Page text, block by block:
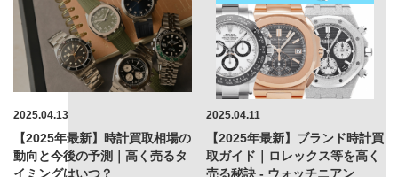
2025.04.13
【2025年最新】時計買取相場の
動向と今後の予測｜高く売るタ
イミングはいつ？
2025.04.11
【2025年最新】ブランド時計買
取ガイド｜ロレックス等を高く
売る秘訣 - ウォッチニアン